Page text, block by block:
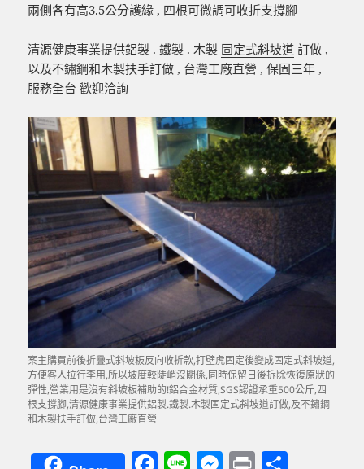
兩側各有高3.5公分護緣 , 四根可微調可收折支撐腳
清源健康事業提供鋁製 . 鐵製 . 木製 固定式斜坡道 訂做 ,
以及不鏽鋼和木製扶手訂做 , 台灣工廠直營 , 保固三年 ,
服務全台 歡迎洽詢
案主購買前後折疊式斜坡板反向收折款,打壁虎固定後變成固定式斜坡道,
方便客人拉行李用,所以坡度較陡峭沒關係,同時保留日後拆除恢復原狀的
彈性,營業用是沒有斜坡板補助的!鋁合金材質,SGS認證承重500公斤,四
根支撐腳,清源健康事業提供鋁製.鐵製.木製固定式斜坡道訂做,及不鏽鋼
和木製扶手訂做,台灣工廠直營